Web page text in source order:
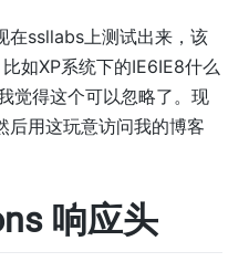
在ssllabs上测试出来，该
如XP系统下的IE6IE8什么
觉得这个可以忽略了。现
用这玩意访问我的博客
响应头